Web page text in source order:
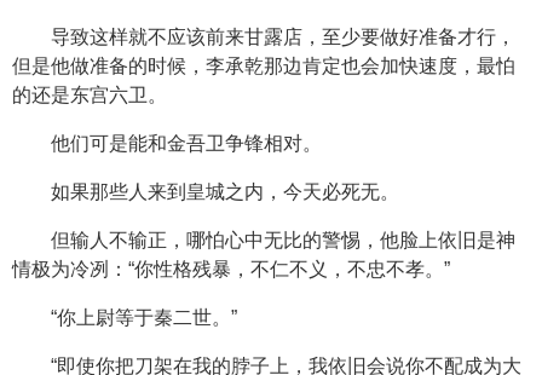
导致这样就不应该前来甘露店，至少要做好准备才行，
但是他做准备的时候，李承乾那边肯定也会加快速度，最怕
的还是东宫六卫。
他们可是能和金吾卫争锋相对。
如果那些人来到皇城之内，今天必死无。
但输人不输正，哪怕心中无比的警惕，他脸上依旧是神
情极为冷冽：“你性格残暴，不仁不义，不忠不孝。”
“你上尉等于秦二世。”
“即使你把刀架在我的脖子上，我依旧会说你不配成为大